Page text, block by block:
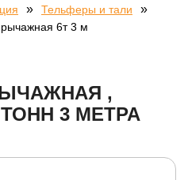
» Тельферы и тали »
6т 3 м
,
3 МЕТРА